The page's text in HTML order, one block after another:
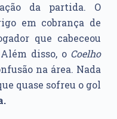
da partida. O
em cobrança de
que cabeceou
disso, o Coelho
na área. Nada
quase sofreu o gol